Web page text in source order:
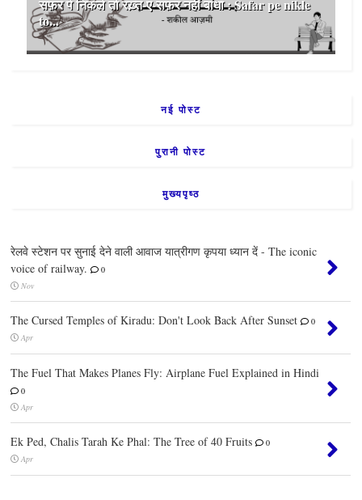
सफ़र पे निकले तो रख़्त-ए-सफ़र नहीं बांधा : Safar pe nikle
to...
नई पोस्ट
पुरानी पोस्ट
मुख्यपृष्ठ
रेलवे स्टेशन पर सुनाई देने वाली आवाज यात्रीगण कृपया ध्यान दें - The iconic
voice of railway.
0
Nov
The Cursed Temples of Kiradu: Don't Look Back After Sunset
0
Apr
The Fuel That Makes Planes Fly: Airplane Fuel Explained in Hindi
0
Apr
Ek Ped, Chalis Tarah Ke Phal: The Tree of 40 Fruits
0
Apr